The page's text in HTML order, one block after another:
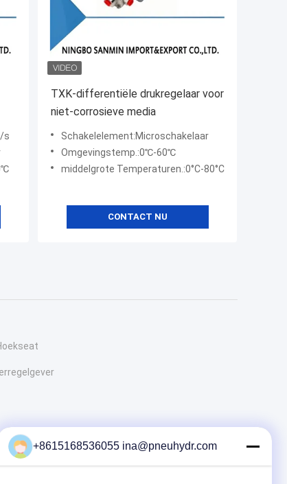
s
TXK-differentiële drukregelaar voor
niet-corrosieve media
Schakelelement:Microschakelaar
Omgevingstemp.:0℃-60℃
middelgrote Temperaturen.:0°C-80°C
CONTACT NU
+8615168536055 ina@pneuhydr.com